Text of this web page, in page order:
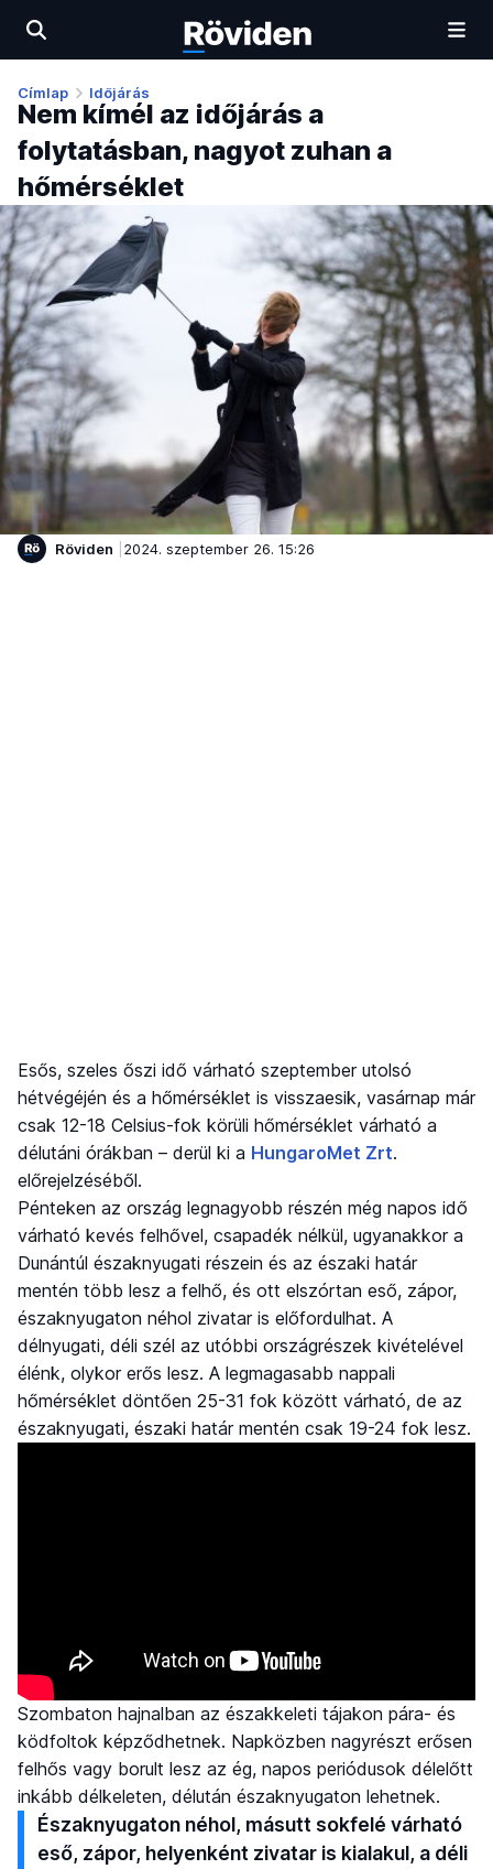
Címlap Időjárás
Nem kímél az időjárás a
folytatásban, nagyot zuhan a
hőmérséklet
Röviden 2024. szeptember 26. 15:26
Esős, szeles őszi idő várható szeptember utolsó
hétvégéjén és a hőmérséklet is visszaesik, vasárnap már
csak 12-18 Celsius-fok körüli hőmérséklet várható a
délutáni órákban – derül ki a HungaroMet Zrt.
előrejelzéséből.
Pénteken az ország legnagyobb részén még napos idő
várható kevés felhővel, csapadék nélkül, ugyanakkor a
Dunántúl északnyugati részein és az északi határ
mentén több lesz a felhő, és ott elszórtan eső, zápor,
északnyugaton néhol zivatar is előfordulhat. A
délnyugati, déli szél az utóbbi országrészek kivételével
élénk, olykor erős lesz. A legmagasabb nappali
hőmérséklet döntően 25-31 fok között várható, de az
északnyugati, északi határ mentén csak 19-24 fok lesz.
Szombaton hajnalban az északkeleti tájakon pára- és
ködfoltok képződhetnek. Napközben nagyrészt erősen
felhős vagy borult lesz az ég, napos periódusok délelőtt
inkább délkeleten, délután északnyugaton lehetnek.
Északnyugaton néhol, másutt sokfelé várható
eső, zápor, helyenként zivatar is kialakul, a déli